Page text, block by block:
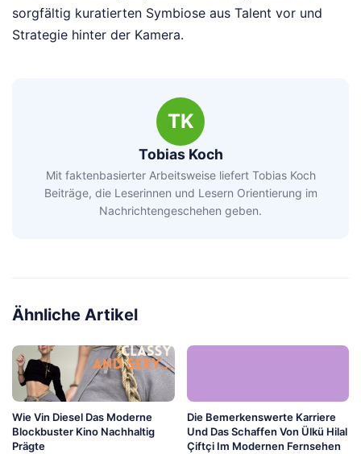
sorgfältig kuratierten Symbiose aus Talent vor und
Strategie hinter der Kamera.
TK
Tobias Koch
Mit faktenbasierter Arbeitsweise liefert Tobias Koch
Beiträge, die Leserinnen und Lesern Orientierung im
Nachrichtengeschehen geben.
Ähnliche Artikel
Wie Vin Diesel Das Moderne
Blockbuster Kino Nachhaltig
Prägte
Die Bemerkenswerte Karriere
Und Das Schaffen Von Ülkü Hilal
Çiftçi Im Modernen Fernsehen